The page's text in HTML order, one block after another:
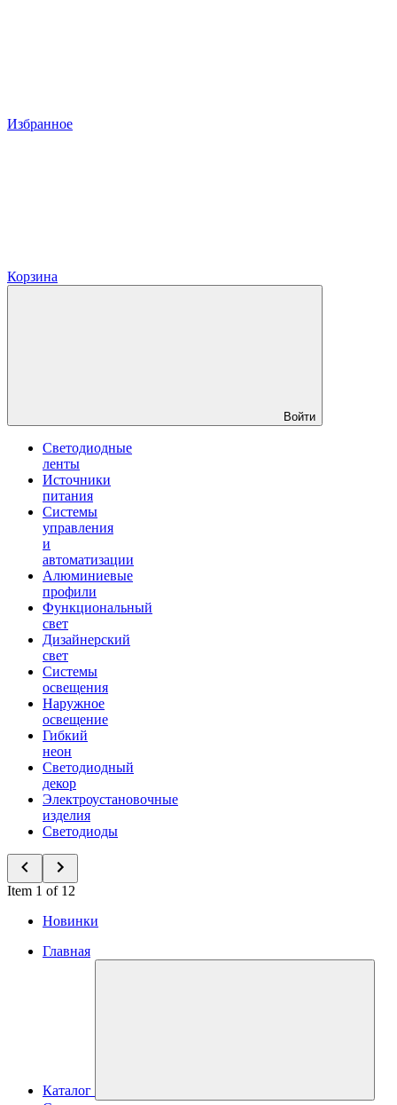
Избранное
Корзина
Войти
Светодиодные
ленты
Источники
питания
Системы
управления
и
автоматизации
Алюминиевые
профили
Функциональный
свет
Дизайнерский
свет
Системы
освещения
Наружное
освещение
Гибкий
неон
Светодиодный
декор
Электроустановочные
изделия
Светодиоды
Item 1 of 12
Новинки
Главная
Каталог